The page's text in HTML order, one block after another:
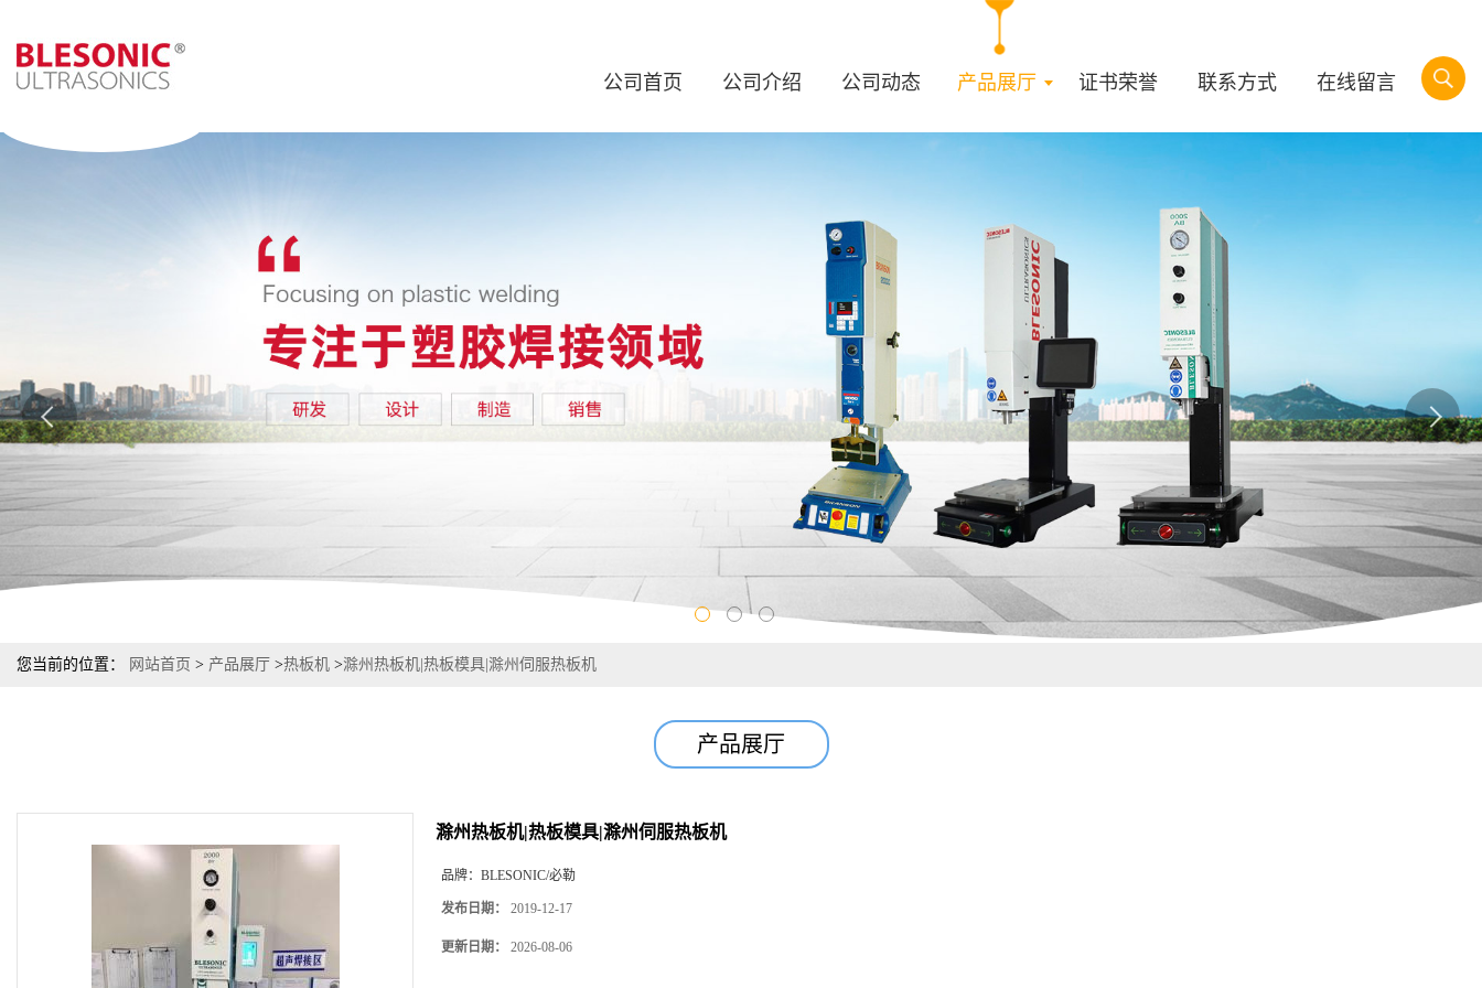
公司首页 公司介绍 公司动态 产品展厅 证书荣誉 联系方式 在线留言
您当前的位置： 网站首页 > 产品展厅 >热板机 >滁州热板机|热板模具|滁州伺服热板机
产品展厅
滁州热板机|热板模具|滁州伺服热板机
品牌： BLESONIC/必勒
发布日期： 2019-12-17
更新日期： 2026-08-06